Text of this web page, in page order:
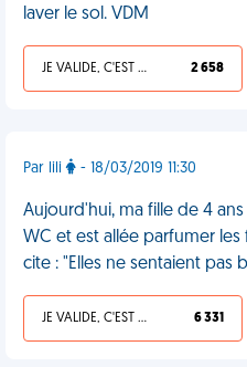
laver le sol. VDM
JE VALIDE, C'EST UNE VDM 2 658
Par lili - 18/03/2019 11:30
Aujourd'hui, ma fille de 4
WC et est allée parfumer les
cite : "Elles ne sentaient pas
JE VALIDE, C'EST UNE VDM 6 331